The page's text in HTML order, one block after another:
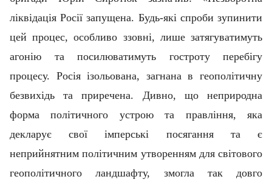
ліквідація Росії запущена. Будь-які спроби зупинити
цей процес, особливо ззовні, лише затягуватимуть
агонію та посилюватимуть гостроту перебігу
процесу. Росія ізольована, загнана в геополітичну
безвихідь та приречена. Дивно, що неприродна
форма політичного устрою та правління, яка
декларує свої імперські посягання та є
неприйнятним політичним утворенням для світового
геополітичного ландшафту, змогла так довго